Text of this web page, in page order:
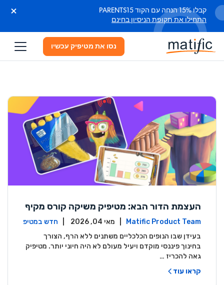
קבלו 15% הנחה עם הקוד PARENTS15
התחילו את תקופת הניסיון בחינם
נסו את מטיפיק עכשיו
לחינוך פיננסי
Matific Product Team
חדש במטיפ
בעידן שבו הנופים הכלכליים משתנים ללא הרף, הצורך
בחינוך פיננסי מוקדם ויעיל מעולם לא היה חיוני יותר. מטיפיק
גאה להכריז …
קראו עוד